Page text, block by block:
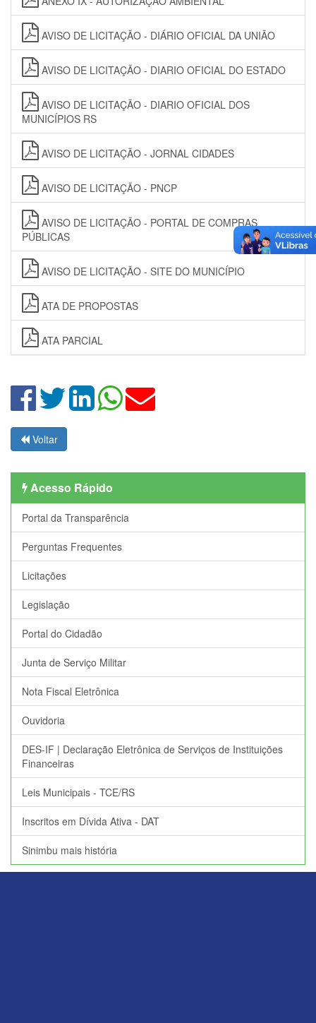
AVISO DE LICITAÇÃO - DIÁRIO OFICIAL DA UNIÃO
AVISO DE LICITAÇÃO - DIARIO OFICIAL DO ESTADO
AVISO DE LICITAÇÃO - DIARIO OFICIAL DOS
MUNICÍPIOS RS
AVISO DE LICITAÇÃO - JORNAL CIDADES
AVISO DE LICITAÇÃO - PNCP
AVISO DE LICITAÇÃO - PORTAL DE COMPRAS
PÚBLICAS
AVISO DE LICITAÇÃO - SITE DO MUNICÍPIO
ATA DE PROPOSTAS
ATA PARCIAL
Voltar
Acesso Rápido
Portal da Transparência
Perguntas Frequentes
Licitações
Legislação
Portal do Cidadão
Junta de Serviço Militar
Nota Fiscal Eletrônica
Ouvidoria
DES-IF | Declaração Eletrônica de Serviços de Instituições
Financeiras
Leis Municipais - TCE/RS
Inscritos em Dívida Ativa - DAT
Sinimbu mais história